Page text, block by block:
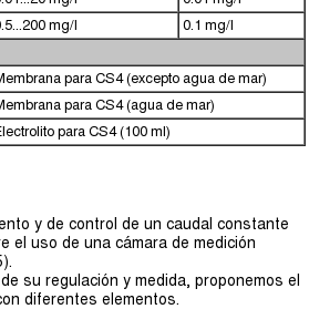
mg/l
0.1 mg/l
para CS4 (excepto agua de mar)
para CS4 (agua de mar)
para CS4 (100 ml)
y de control de un caudal constante
el uso de una cámara de medición
su regulación y medida, proponemos el
diferentes elementos.